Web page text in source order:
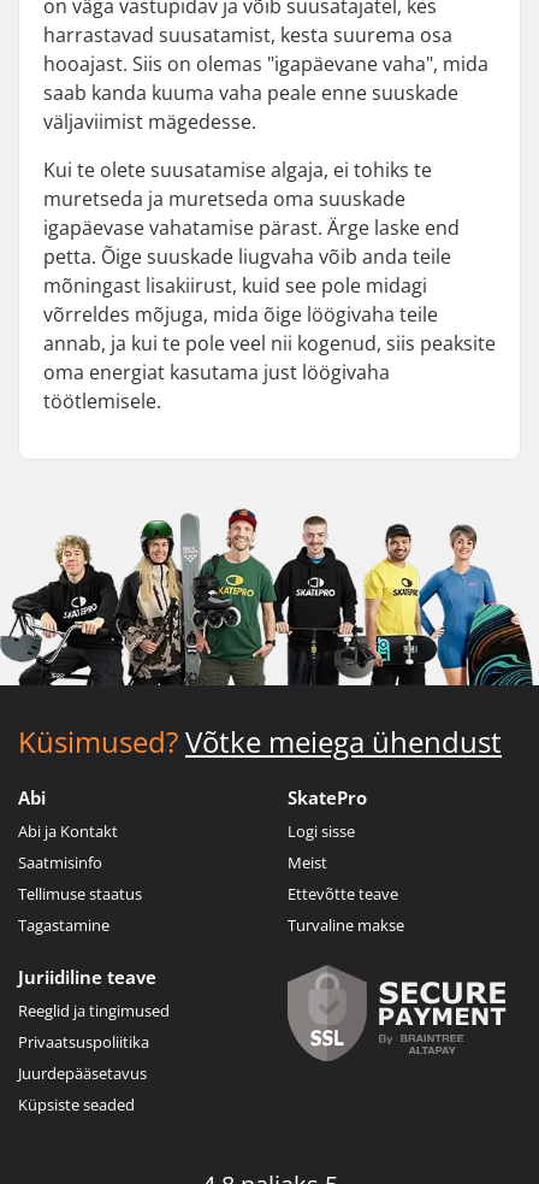
on väga vastupidav ja võib suusatajatel, kes
harrastavad suusatamist, kesta suurema osa
hooajast. Siis on olemas "igapäevane vaha", mida
saab kanda kuuma vaha peale enne suuskade
väljaviimist mägedesse.
Kui te olete suusatamise algaja, ei tohiks te
muretseda ja muretseda oma suuskade
igapäevase vahatamise pärast. Ärge laske end
petta. Õige suuskade liugvaha võib anda teile
mõningast lisakiirust, kuid see pole midagi
võrreldes mõjuga, mida õige löögivaha teile
annab, ja kui te pole veel nii kogenud, siis peaksite
oma energiat kasutama just löögivaha
töötlemisele.
Küsimused?Võtke meiega ühendust
Abi
Abi ja Kontakt
Saatmisinfo
Tellimuse staatus
Tagastamine
SkatePro
Logi sisse
Meist
Ettevõtte teave
Turvaline makse
Juriidiline teave
Reeglid ja tingimused
Privaatsuspoliitika
Juurdepääsetavus
Küpsiste seaded